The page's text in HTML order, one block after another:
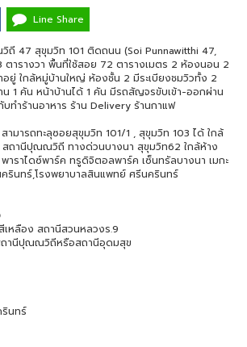
Line Share
ถี 47 สุขุมวิท 101 ติดถนน (Soi Punnawitthi 47,
ตารางวา พื้นที่ใช้สอย 72 ตารางเมตร 2 ห้องนอน 2
ยู่ ใกล้หมู่บ้านใหญ่ ห้องชั้น 2 มีระเบียงชมวิวทั้ง 2
1 คัน หน้าบ้านได้ 1 คัน มีรถสัญจรขับเข้า-ออกผ่าน
บทำร้านอาหาร ร้าน Delivery ร้านกาแฟ
ามารถทะลุซอยสุขุมวิท 101/1 , สุขุมวิท 103 ได้ ใกล้
สถานีปุณณวิถี ทางด่วนบางนา สุขุมวิท62 ใกล้ห้าง
ราไดซ์พาร์ค ทรูดิจิตอลพาร์ค เซ็นทรัลบางนา เมกะ
รินทร์,โรงพยาบาลสินแพทย์ ศรีนครินทร์
เหลือง สถานีสวนหลวงร.9
ถานีปุณณวิถีหรือสถานีอุดมสุข
นทร์